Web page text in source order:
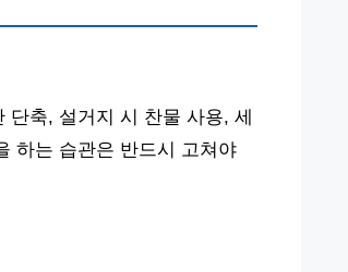
단축, 설거지 시 찬물 사용, 세
하는 습관은 반드시 고쳐야